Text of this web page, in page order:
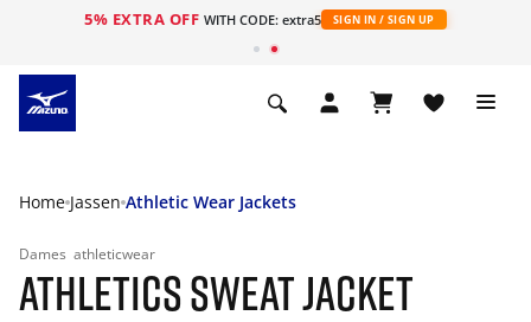
5% EXTRA OFF WITH CODE: extra5 SIGN IN / SIGN UP
Home Jassen Athletic Wear Jackets
Dames athleticwear
ATHLETICS SWEAT JACKET